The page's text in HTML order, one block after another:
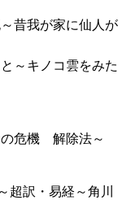
昔我が家に仙人が
～キノコ雲をみた
危機 解除法～
超訳・易経～角川